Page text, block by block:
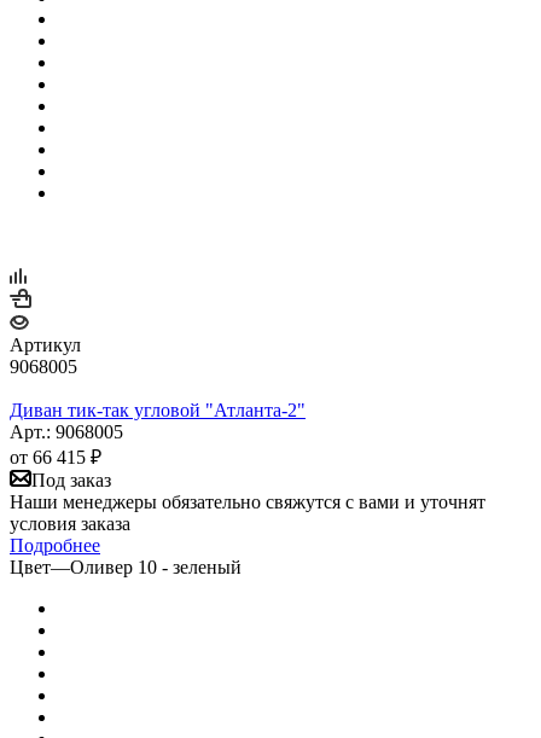
Артикул
9068005
Диван тик-так угловой "Атланта-2"
Арт.: 9068005
от 66 415 ₽
Под заказ
Наши менеджеры обязательно свяжутся с вами и уточнят
условия заказа
Подробнее
Цвет—Оливер 10 - зеленый